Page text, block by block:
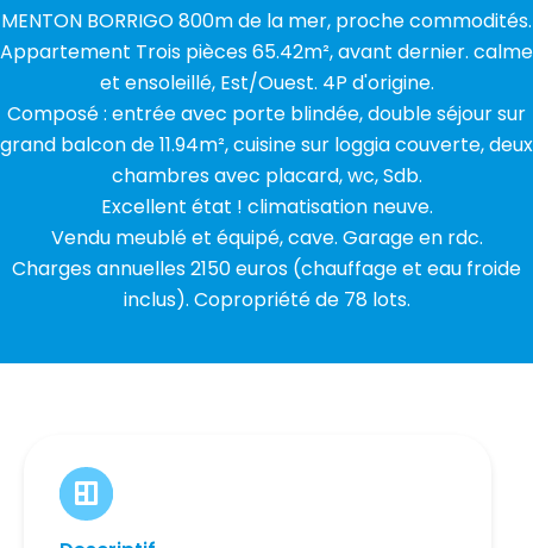
MENTON BORRIGO 800m de la mer, proche commodités.
Appartement Trois pièces 65.42m², avant dernier. calme
et ensoleillé, Est/Ouest. 4P d'origine.
Composé : entrée avec porte blindée, double séjour sur
grand balcon de 11.94m², cuisine sur loggia couverte, deux
chambres avec placard, wc, Sdb.
Excellent état ! climatisation neuve.
Vendu meublé et équipé, cave. Garage en rdc.
Charges annuelles 2150 euros (chauffage et eau froide
inclus). Copropriété de 78 lots.